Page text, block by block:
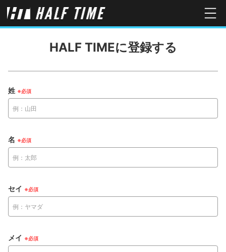
HALF TIMEに登録する
姓
名
セイ
メイ